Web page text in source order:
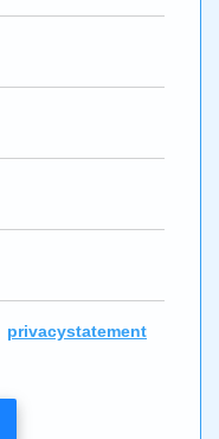
privacystatement